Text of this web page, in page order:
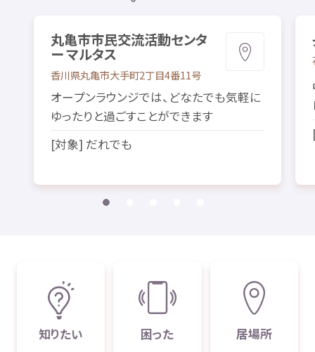
丸亀市市民交流活動センタ
ー マルタス
香川県丸亀市大手町2丁目4番11号
オープンラウンジでは、どなたでも気軽に
ゆったりと過ごすことができます
[対象] だれでも
知りたい 困った 居場所